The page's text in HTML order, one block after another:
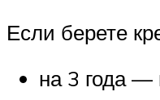
Если берете
на 3 года —